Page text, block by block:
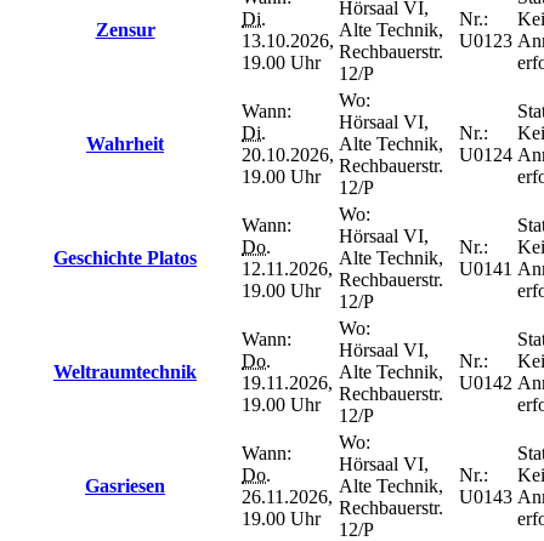
Zensur
Di.
13.10.2026,
19.00 Uhr
Hörsaal VI,
Alte Technik,
Rechbauerstr.
12/P
Nr.:
U0123
Wahrheit
Wann:
Di.
20.10.2026,
19.00 Uhr
Wo:
Hörsaal VI,
Alte Technik,
Rechbauerstr.
12/P
Nr.:
U0124
Geschichte Platos
Wann:
Do.
12.11.2026,
19.00 Uhr
Wo:
Hörsaal VI,
Alte Technik,
Rechbauerstr.
12/P
Nr.:
U0141
Weltraumtechnik
Wann:
Do.
19.11.2026,
19.00 Uhr
Wo:
Hörsaal VI,
Alte Technik,
Rechbauerstr.
12/P
Nr.:
U0142
Gasriesen
Wann:
Do.
26.11.2026,
19.00 Uhr
Wo:
Hörsaal VI,
Alte Technik,
Rechbauerstr.
12/P
Nr.:
U0143